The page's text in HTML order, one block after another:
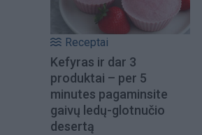
Receptai
Kefyras ir dar 3
produktai – per 5
minutes pagaminsite
gaivų ledų-glotnučio
desertą